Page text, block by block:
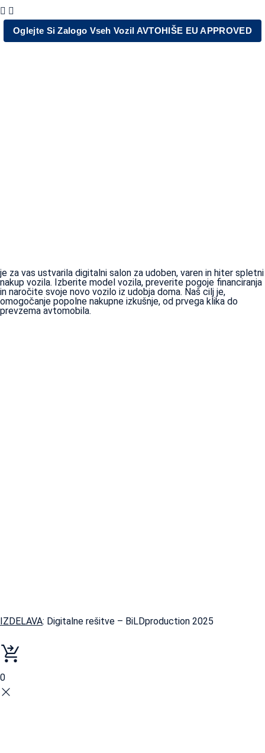
Oglejte Si Zalogo Vseh Vozil AVTOHIŠE EU APPROVED
je za vas ustvarila digitalni salon za udoben, varen in hiter spletni
nakup vozila. Izberite model vozila, preverite pogoje financiranja
in naročite svoje novo vozilo iz udobja doma. Naš cilj je,
omogočanje popolne nakupne izkušnje, od prvega klika do
prevzema avtomobila.
IZDELAVA: Digitalne rešitve – BiLDproduction 2025
0